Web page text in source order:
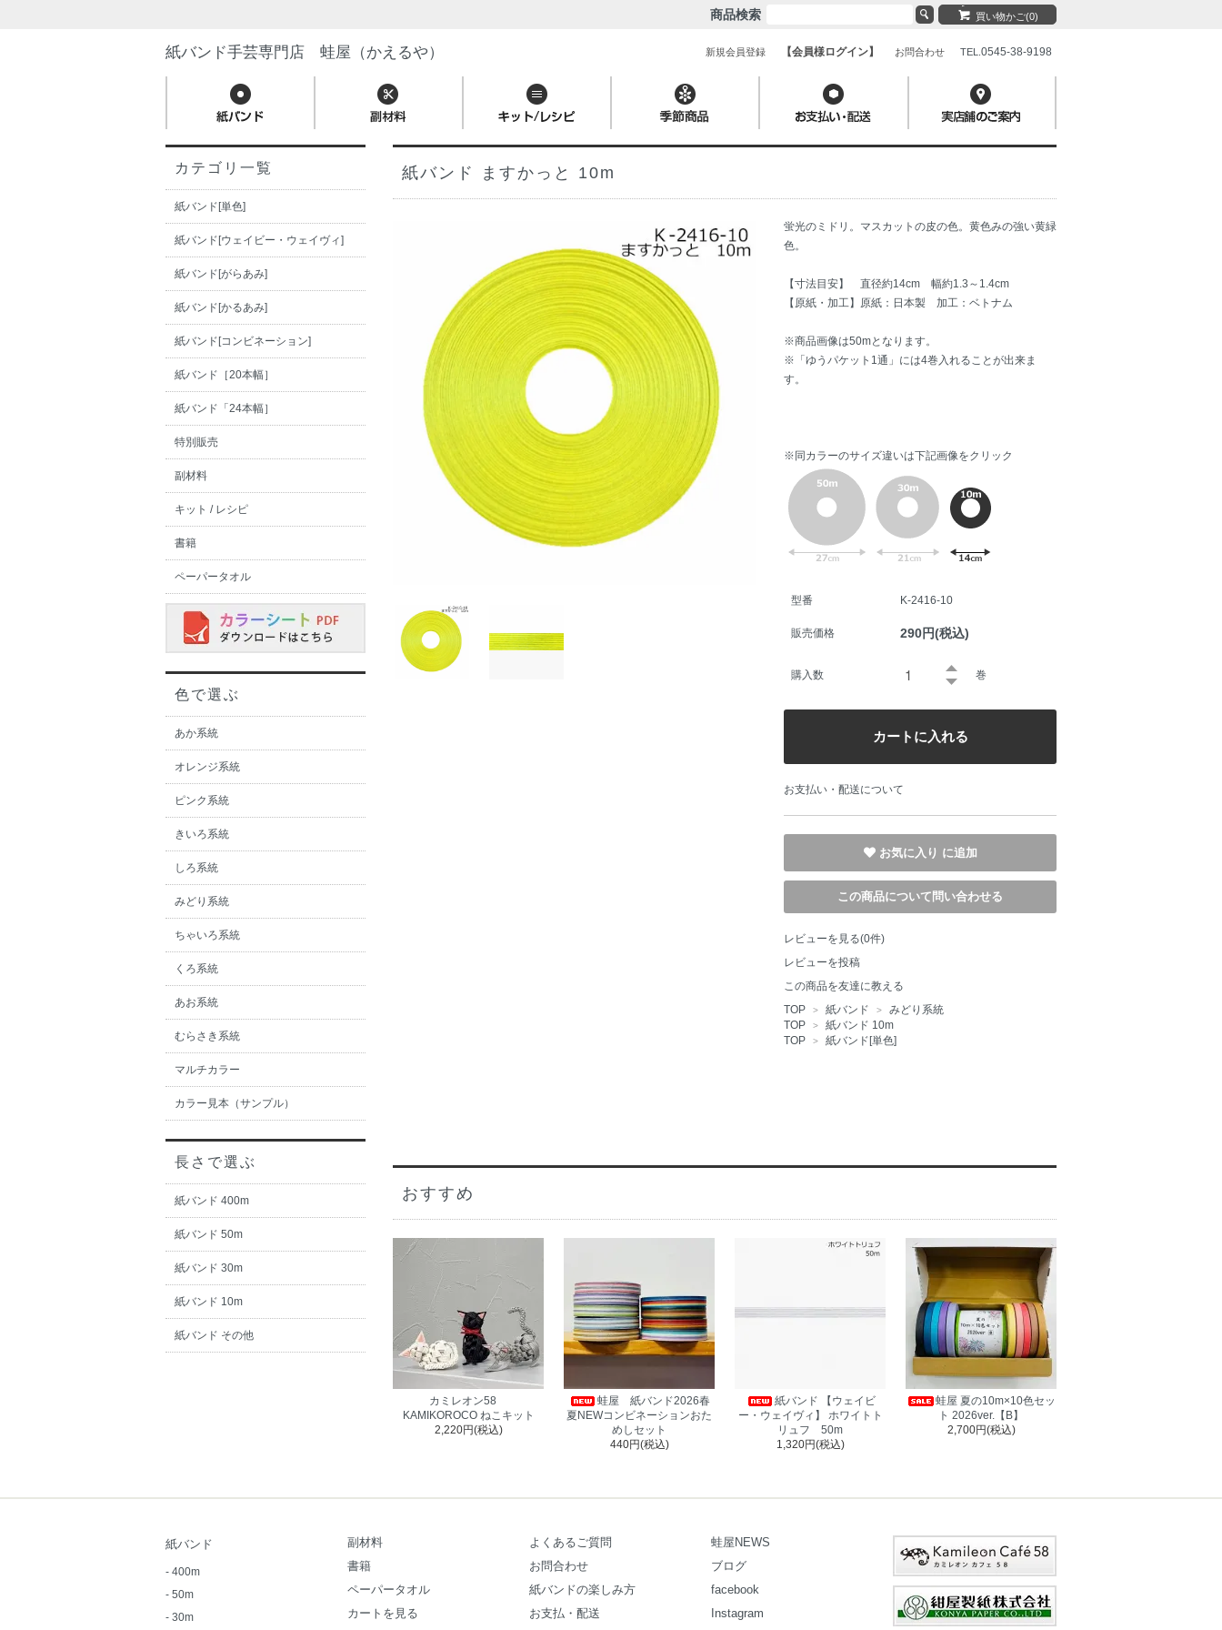
買い物かご(0)
商品検索
紙バンド手芸専門店 蛙屋（かえるや） 新規会員登録 【会員様ログイン】 お問合わせ TEL. 0545-38-9198
紙バンド ますかっと 10m
蛍光のミドリ。マスカットの皮の色。黄色みの強い黄緑
色。
【寸法目安】 直径約14cm 幅約1.3～1.4cm
【原紙・加工】原紙：日本製 加工：ベトナム
※商品画像は50mとなります。
※「ゆうパケット1通」には4巻入れることが出来ま
す。
※同カラーのサイズ違いは下記画像をクリック
型番 K-2416-10
販売価格 290円(税込)
購入数 巻
お支払い・配送について
お気に入り
この商品について問い合わせる
レビューを見る(0件)
レビューを投稿
この商品を友達に教える
TOP
> 紙バンド >
みどり系統
TOP
>
紙バンド 10m
TOP
> 紙バンド[単色]
おすすめ
カミレオン58
KAMIKOROCO ねこキット
2,220円(税込)
蛙屋 紙バンド2026春
夏NEWコンビネーションおた
めしセット
440円(税込)
紙バンド 【ウェイビ
ー・ウェイヴィ】 ホワイトト
リュフ 50m
1,320円(税込)
蛙屋 夏の10m×10色セッ
ト 2026ver.【B】
2,700円(税込)
カテゴリ一覧
紙バンド[単色]
紙バンド[ウェイビー・ウェイヴィ]
紙バンド[がらあみ]
紙バンド[かるあみ]
紙バンド[コンビネーション]
紙バンド［20本幅］
紙バンド「24本幅］
特別販売
副材料
キット / レシピ
書籍
ペーパータオル
色で選ぶ
あか系統
オレンジ系統
ピンク系統
きいろ系統
しろ系統
みどり系統
ちゃいろ系統
くろ系統
あお系統
むらさき系統
マルチカラー
カラー見本（サンプル）
長さで選ぶ
紙バンド 400m
紙バンド 50m
紙バンド 30m
紙バンド 10m
紙バンド その他
紙バンド
- 400m
- 50m
- 30m
副材料
書籍
ペーパータオル
カートを見る
よくあるご質問
お問合わせ
紙バンドの楽しみ方
お支払・配送
蛙屋NEWS
ブログ
facebook
Instagram